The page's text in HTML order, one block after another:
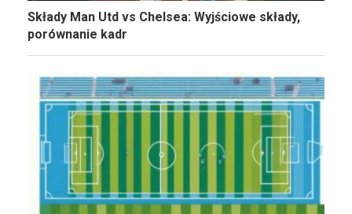
Składy Man Utd vs Chelsea: Wyjściowe składy,
porównanie kadr